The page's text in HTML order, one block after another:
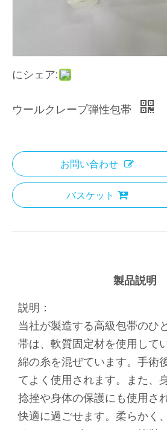
にシェア:
ウールクレープ弾性包帯
お問い合わせ
バスケット
製品説明
説明：
当社が製造する高級包帯のひ
帯は、軟質固定材を使用して
綿の糸を混ぜています。手術
てよく使用されます。また、
捻挫や身体の保護にも使用さ
快適に過ごせます。柔らかく